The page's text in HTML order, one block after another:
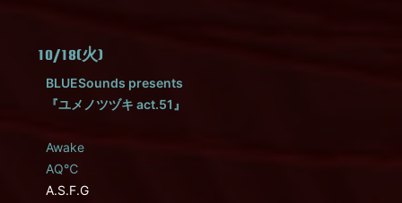
CONTACT10/18(火)
BLUESounds presents
『ユメノツヅキ act.51』
Awake
AQ℃
A.S.F.G